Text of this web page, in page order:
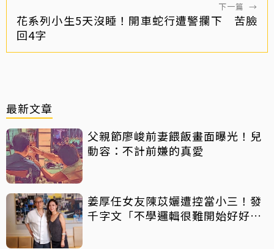
下一篇 →
花系列小生5天沒睡！開車蛇行遭警攔下 苦臉
回4字
最新文章
父親節廖峻前妻餵飯畫面曝光！兒
動容：不計前嫌的真愛
姜厚任女友陳苡孋遭控當小三！發
千字文「不學邏輯很難開始好好